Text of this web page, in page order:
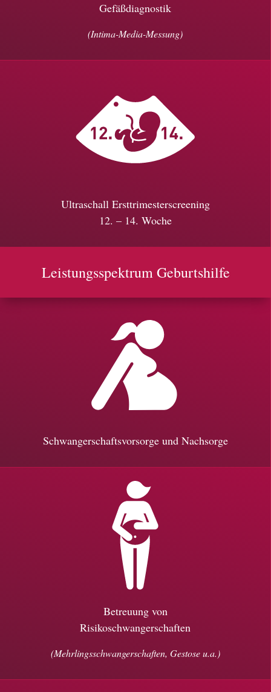
Gefäßdiagnostik
(Intima-Media-Messung)
Ultraschall Ersttrimesterscreening
12. – 14. Woche
Leistungsspektrum Geburtshilfe
Schwangerschaftsvorsorge und Nachsorge
Betreuung von
Risikoschwangerschaften
(Mehrlingsschwangerschaften, Gestose u.a.)